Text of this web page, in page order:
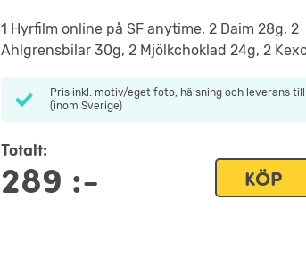
1 Hyrfilm online på SF anytime, 2 Daim 28g, 2
Ahlgrensbilar 30g, 2 Mjölkchoklad 24g, 2
Pris inkl. motiv/eget foto, hälsning och leverans
(inom Sverige)
Totalt:
289 :- KÖP